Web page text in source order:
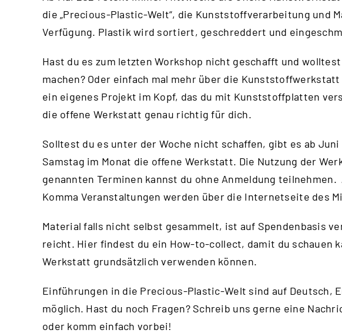
die „Precious-Plastic-Welt“, die Kunststoffverarbeitung und
Verfügung. Plastik wird sortiert, geschreddert und
Hast du es zum letzten Workshop nicht geschafft und
machen? Oder einfach mal mehr über die
ein eigenes Projekt im Kopf, das du mit Kunststoffplatten
die offene Werkstatt genau richtig für dich.
Solltest du es unter der Woche nicht schaffen, gibt es ab Juni
Samstag im Monat die offene Werkstatt. Die Nutzung der
genannten Terminen kannst du ohne Anmeldung teilnehmen.
Komma Veranstaltungen werden über die Internetseite des
Material falls nicht selbst gesammelt, ist auf Spendenbasis
reicht. Hier findest du ein How-to-collect, damit du schauen
Werkstatt grundsätzlich verwenden können.
Einführungen in die Precious-Plastic-Welt sind auf Deutsch,
möglich. Hast du noch Fragen? Schreib uns gerne eine
oder komm einfach vorbei!